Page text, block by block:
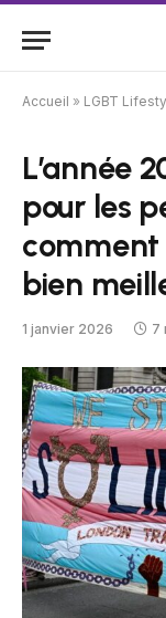
Accueil » LGBT
L’année
pour les
bien
1 janvier 2026 7